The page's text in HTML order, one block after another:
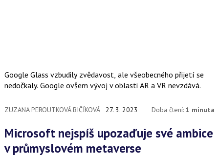
Google Glass vzbudily zvědavost, ale všeobecného přijetí se
nedočkaly. Google ovšem vývoj v oblasti AR a VR nevzdává.
ZUZANA PEROUTKOVÁ BIČÍKOVÁ 27. 3. 2023 Doba čtení:1 minuta
Microsoft nejspíš upozaďuje své ambice
v průmyslovém metaverse